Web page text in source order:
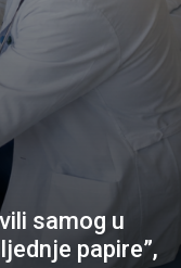
samog u
papire”,